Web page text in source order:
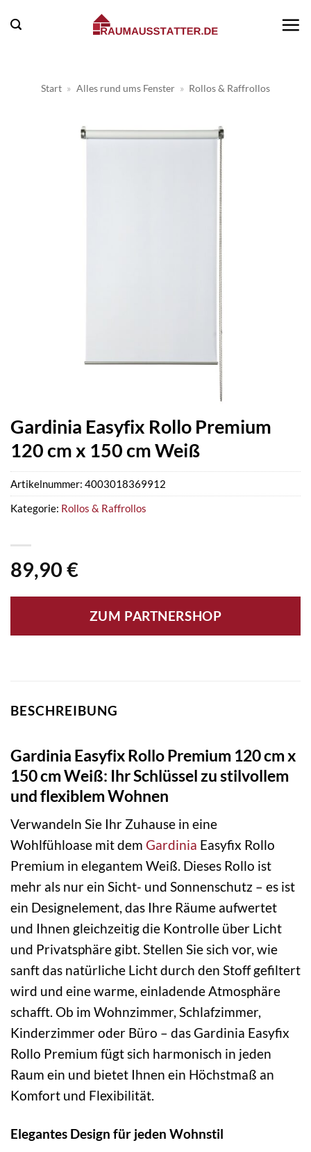
Inhalt
Start » Alles rund ums Fenster » Rollos & Raffrollos
Gardinia Easyfix Rollo Premium
120 cm x 150 cm Weiß
89,90 €
ZUM PARTNERSHOP
Artikelnummer: 4003018369912
Kategorie: Rollos & Raffrollos
BESCHREIBUNG
Gardinia Easyfix Rollo Premium 120 cm x
150 cm Weiß: Ihr Schlüssel zu stilvollem
und flexiblem Wohnen
Verwandeln Sie Ihr Zuhause in eine
Wohlfühloase mit dem Gardinia Easyfix Rollo
Premium in elegantem Weiß. Dieses Rollo ist
mehr als nur ein Sicht- und Sonnenschutz – es ist
ein Designelement, das Ihre Räume aufwertet
und Ihnen gleichzeitig die Kontrolle über Licht
und Privatsphäre gibt. Stellen Sie sich vor, wie
sanft das natürliche Licht durch den Stoff gefiltert
wird und eine warme, einladende Atmosphäre
schafft. Ob im Wohnzimmer, Schlafzimmer,
Kinderzimmer oder Büro – das Gardinia Easyfix
Rollo Premium fügt sich harmonisch in jeden
Raum ein und bietet Ihnen ein Höchstmaß an
Komfort und Flexibilität.
Elegantes Design für jeden Wohnstil